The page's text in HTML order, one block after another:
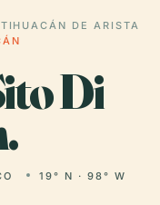
DE ARISTA
Di
19° N · 98° W